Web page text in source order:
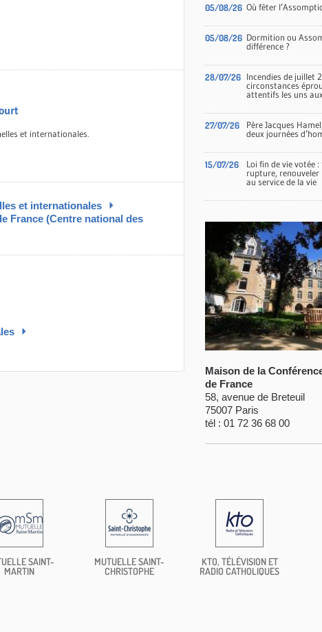
et internationales.
et internationales
France (Centre national des
05/08/26 Où fêter
05/08/26 Dormition ou
différence ?
28/07/26 Incendies de juillet
circonstances
attentifs les uns
27/07/26
Père Jacques
deux journées
15/07/26
Loi fin de vie votée
rupture,
au service de la vie
Maison de la
de France
58, avenue de Breteuil
75007 Paris
tél : 01 72 36 68 00
SAINT-
MARTIN
MUTUELLE SAINT-
CHRISTOPHE
KTO, TÉLÉVISION ET
RADIO CATHOLIQUES